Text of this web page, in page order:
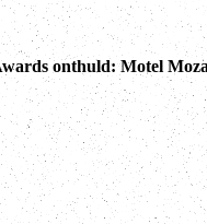
onthuld: Motel